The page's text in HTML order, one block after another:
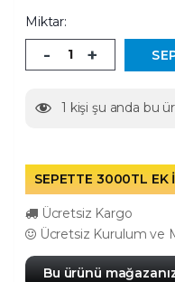
Miktar:
- +
1 kişi şu anda bu
SEPETTE 3000TL EK
Ücretsiz Kargo
Ücretsiz Kurulum ve
Bu ürünü